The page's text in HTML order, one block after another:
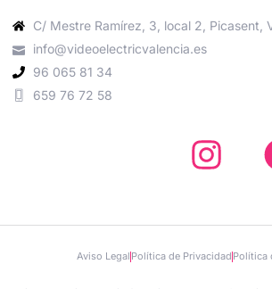
C/ Mestre Ramírez, 3, local 2, Picasent,
info@videoelectricvalencia.es
96 065 81 34
659 76 72 58
Aviso Legal Política de Privacidad Política